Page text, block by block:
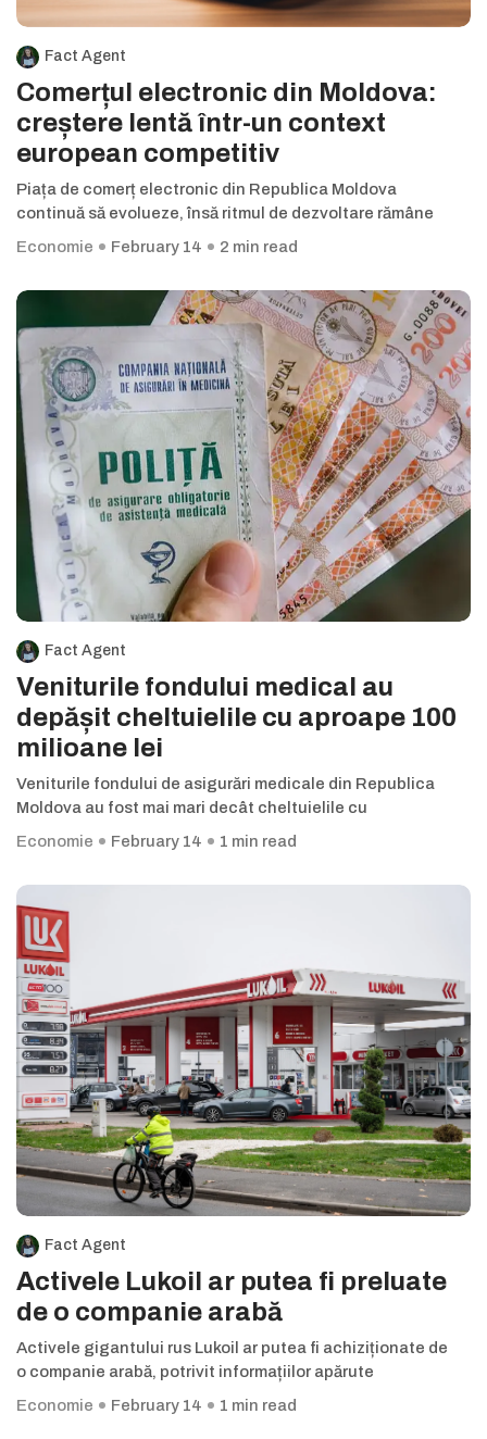
Fact Agent
Comerțul electronic din Moldova:
creștere lentă într-un context
european competitiv
Piața de comerț electronic din Republica Moldova
continuă să evolueze, însă ritmul de dezvoltare rămâne
Economie
February 14 2 min read
Fact Agent
Veniturile fondului medical au
depășit cheltuielile cu aproape 100
milioane lei
Veniturile fondului de asigurări medicale din Republica
Moldova au fost mai mari decât cheltuielile cu
Economie
February 14 1 min read
Fact Agent
Activele Lukoil ar putea fi preluate
de o companie arabă
Activele gigantului rus Lukoil ar putea fi achiziționate de
o companie arabă, potrivit informațiilor apărute
Economie
February 14 1 min read